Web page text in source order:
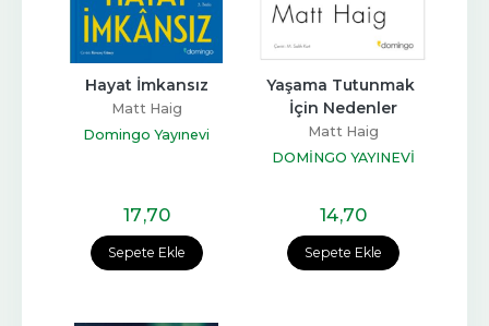
Sepete Ekle
Hayat İmkansız
Matt Haig
Domingo Yayınevi
17,70
Sepete Ekle
Yaşama Tutunmak
İçin Nedenler
Matt Haig
DOMİNGO YAYINEVİ
14,70